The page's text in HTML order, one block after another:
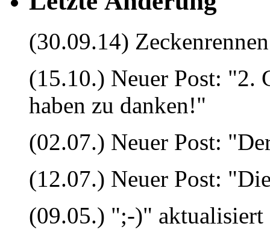
(30.09.14)
(15.10.) Neuer Post: "2.
haben zu danken!"
(02.07.) Neuer Post:
(12.07.) Neuer Post:
(09.05.) ";-)" aktualisiert